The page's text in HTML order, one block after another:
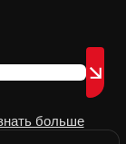
больше